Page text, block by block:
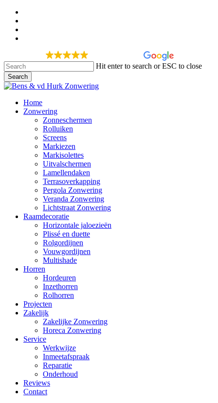
Skip
main
content
Hit enter to search or ESC to close
Search
Close
Menu
Home
Zonwering
Zonneschermen
Rolluiken
Screens
Markiezen
Markisolettes
Uitvalschermen
Lamellendaken
Terrasoverkapping
Pergola Zonwering
Veranda Zonwering
Lichtstraat Zonwering
Raamdecoratie
Horizontale jaloezieën
Plissé en duette
Rolgordijnen
Vouwgordijnen
Multishade
Horren
Hordeuren
Inzethorren
Rolhorren
Projecten
Zakelijk
Zakelijke Zonwering
Horeca Zonwering
Service
Werkwijze
Inmeetafspraak
Reparatie
Onderhoud
Reviews
Contact